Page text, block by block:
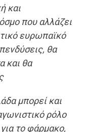
και
που αλλάζει
ευρωπαϊκό
θα
και θα
μπορεί και
ρόλο
το φάρμακο,